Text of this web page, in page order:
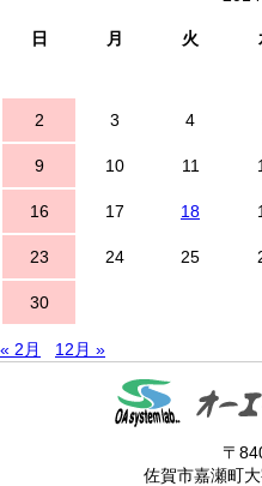
日 月 火
2 3 4
9 10 11
16 17 18
23 24 25
30
« 2月 12月 »
〒
佐賀市嘉瀬町